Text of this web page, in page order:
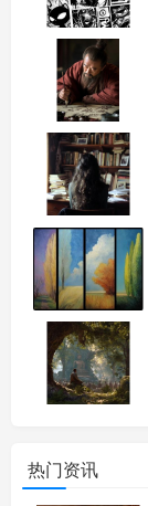
热门资讯